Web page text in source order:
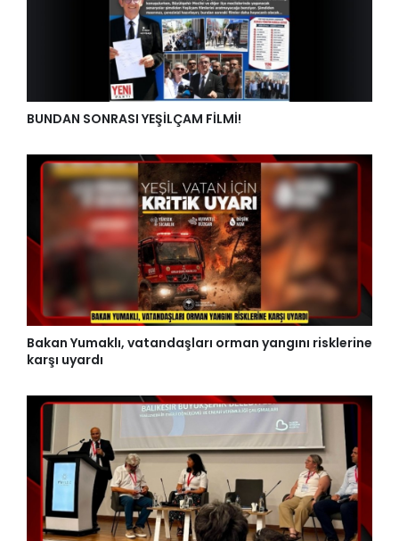
BUNDAN SONRASI YEŞİLÇAM FİLMİ!
Bakan Yumaklı, vatandaşları orman yangını risklerine
karşı uyardı